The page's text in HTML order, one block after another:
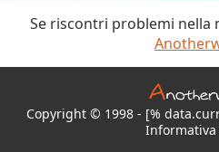
Se riscontri problemi nella
Copyright © 1998 - [%
Informativa